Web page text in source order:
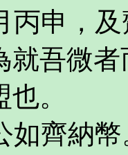
丙申，
就吾微
。
如齊納